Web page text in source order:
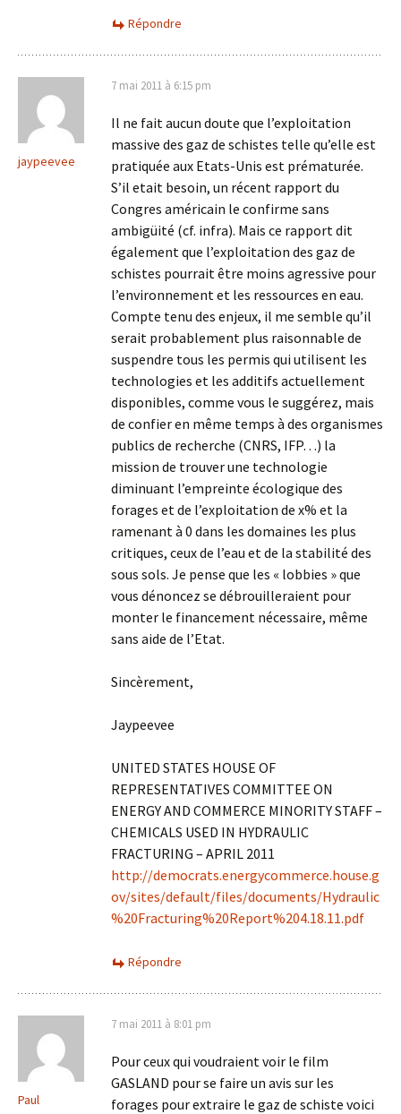
Répondre
jaypeevee
7 mai 2011 à 6:15 pm
Il ne fait aucun doute que l’exploitation
massive des gaz de schistes telle qu’elle est
pratiquée aux Etats-Unis est prématurée.
S’il etait besoin, un récent rapport du
Congres américain le confirme sans
ambigüité (cf. infra). Mais ce rapport dit
également que l’exploitation des gaz de
schistes pourrait être moins agressive pour
l’environnement et les ressources en eau.
Compte tenu des enjeux, il me semble qu’il
serait probablement plus raisonnable de
suspendre tous les permis qui utilisent les
technologies et les additifs actuellement
disponibles, comme vous le suggérez, mais
de confier en même temps à des organismes
publics de recherche (CNRS, IFP…) la
mission de trouver une technologie
diminuant l’empreinte écologique des
forages et de l’exploitation de x% et la
ramenant à 0 dans les domaines les plus
critiques, ceux de l’eau et de la stabilité des
sous sols. Je pense que les « lobbies » que
vous dénoncez se débrouilleraient pour
monter le financement nécessaire, même
sans aide de l’Etat.
Sincèrement,
Jaypeevee
UNITED STATES HOUSE OF
REPRESENTATIVES COMMITTEE ON
ENERGY AND COMMERCE MINORITY STAFF –
CHEMICALS USED IN HYDRAULIC
FRACTURING – APRIL 2011
http://democrats.energycommerce.house.g
ov/sites/default/files/documents/Hydraulic
%20Fracturing%20Report%204.18.11.pdf
Répondre
Paul
7 mai 2011 à 8:01 pm
Pour ceux qui voudraient voir le film
GASLAND pour se faire un avis sur les
forages pour extraire le gaz de schiste voici